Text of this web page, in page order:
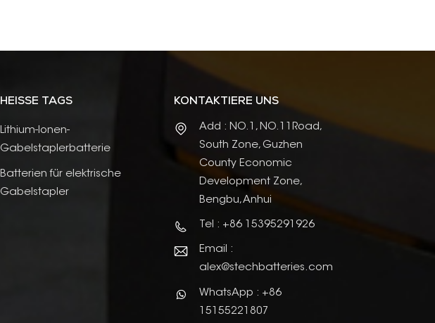
HEISSE TAGS
Lithium-Ionen-
Gabelstaplerbatterie
Batterien für elektrische
Gabelstapler
KONTAKTIERE UNS
Add : NO.1, NO.11Road,
South Zone, Guzhen
County Economic
Development Zone,
Bengbu, Anhui
Tel : +86 15395291926
Email :
alex@stechbatteries.com
WhatsApp : +86
15155221807